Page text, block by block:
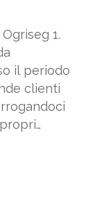
1.
il periodo
clienti